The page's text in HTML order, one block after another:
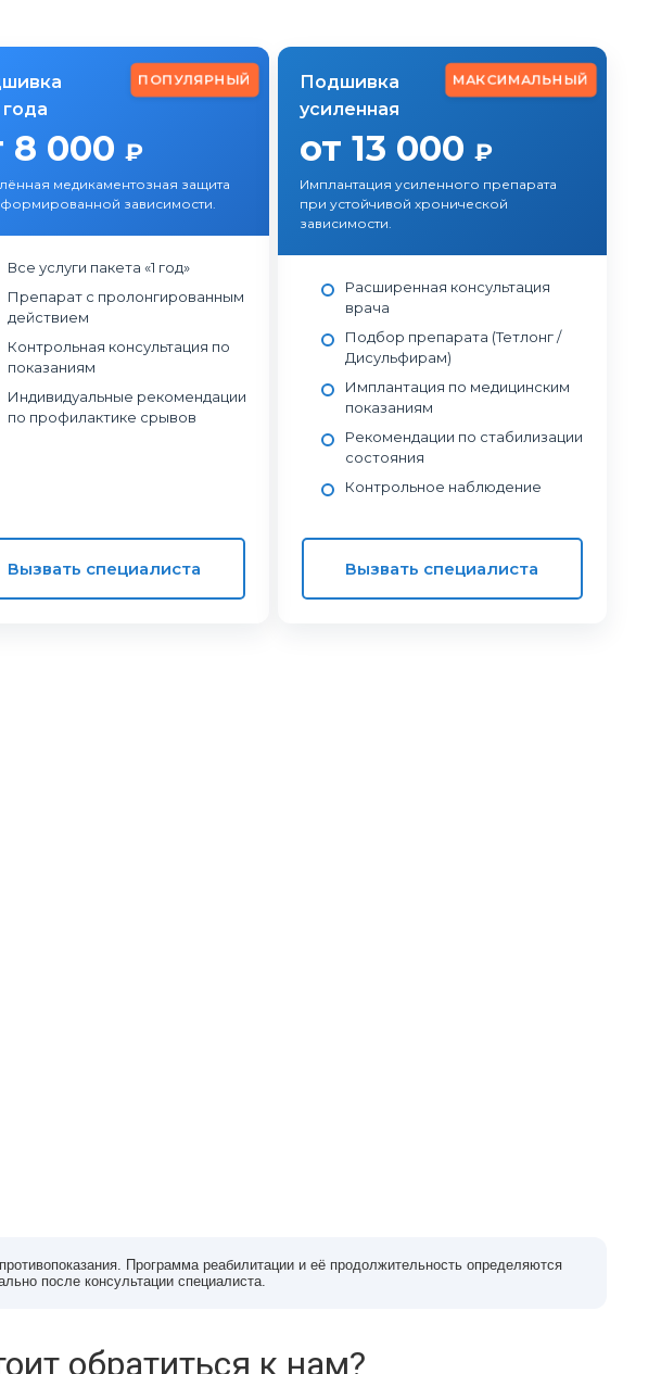
наркологический центрПроходил лечение в наркологической клинике
ПОПУЛЯРНЫЙ
года
8 000 ₽
медикаментозная защита
зависимости.
Все услуги пакета «1 год»
Препарат с пролонгированным
действием
Контрольная консультация по
показаниям
Индивидуальные рекомендации
по профилактике срывов
Вызвать специалиста
МАКСИМАЛЬНЫЙ
Подшивка
усиленная
от 13 000 ₽
Имплантация усиленного препарата
при устойчивой хронической
зависимости.
Расширенная консультация
врача
Подбор препарата (Тетлонг /
Дисульфирам)
Имплантация по медицинским
показаниям
Рекомендации по стабилизации
состояния
Контрольное наблюдение
Вызвать специалиста
Программа реабилитации и её продолжительность определяются
после консультации специалиста.
обратиться к нам?